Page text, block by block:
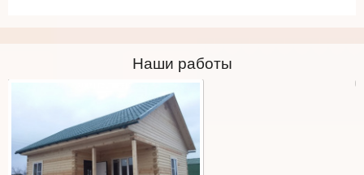
Наши работы